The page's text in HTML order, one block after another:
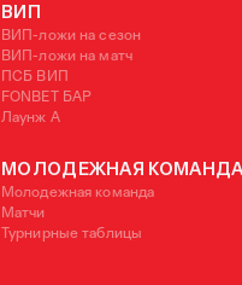
ВИП
ВИП-ложи на сезон
ВИП-ложи на матч
ПСБ ВИП
FONBET БАР
Лаунж A
МОЛОДЕЖНАЯ
Молодежная команда
Матчи
Турнирные таблицы